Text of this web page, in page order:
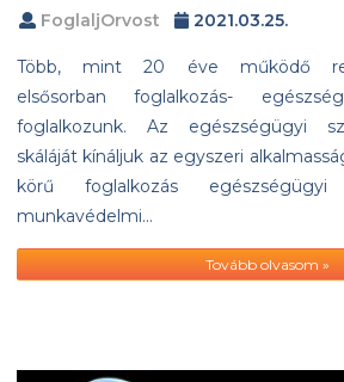
FoglaljOrvost 2021.03.25.
Több, mint 20 éve működő
elsősorban foglalkozás-
foglalkozunk. Az egészségügyi
skáláját kínáljuk az egyszeri
körű foglalkozás
munkavédelmi…
Tovább olvasom »